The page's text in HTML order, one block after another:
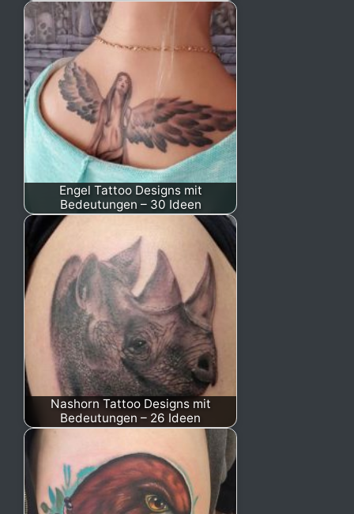
Engel Tattoo Designs mit
Bedeutungen – 30 Ideen
Nashorn Tattoo Designs mit
Bedeutungen – 26 Ideen